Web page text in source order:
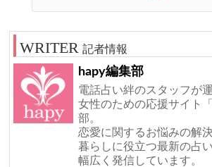
記者情報
hapy編集部
電話占い絆のスタッフが運
女性のための応援サイト
部。
恋愛に関するお悩みの解決
暮らしに役立つ最新の占
幅広く発信しています。